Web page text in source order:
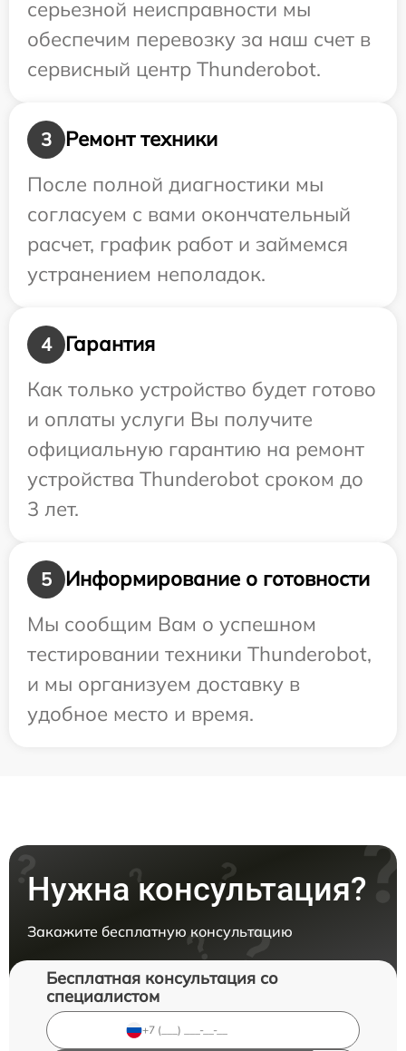
серьезной неисправности мы
обеспечим перевозку за наш счет в
сервисный центр Thunderobot.
3
Ремонт техники
После полной диагностики мы
согласуем с вами окончательный
расчет, график работ и займемся
устранением неполадок.
4
Гарантия
Как только устройство будет готово
и оплаты услуги Вы получите
официальную гарантию на ремонт
устройства Thunderobot сроком до
3 лет.
5
Информирование о готовности
Мы сообщим Вам о успешном
тестировании техники Thunderobot,
и мы организуем доставку в
удобное место и время.
Нужна консультация?
Закажите бесплатную консультацию
Бесплатная консультация со
специалистом